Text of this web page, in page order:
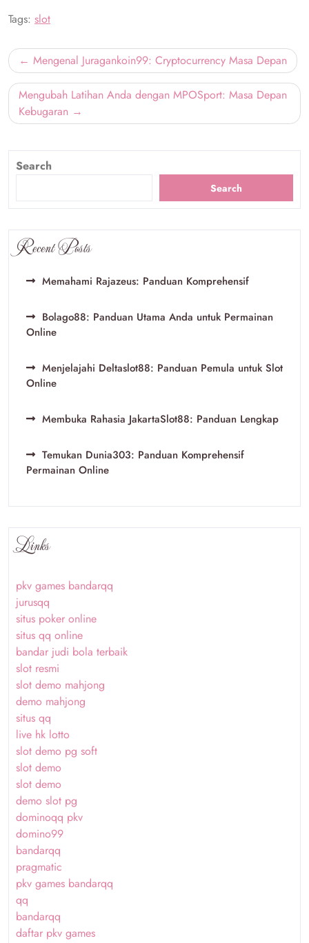
Tags: slot
Post
navigation
Mengenal Juragankoin99: Cryptocurrency Masa Depan
Mengubah Latihan Anda dengan MPOSport: Masa Depan
Kebugaran
Search
Search
Recent Posts
Memahami Rajazeus: Panduan Komprehensif
Bolago88: Panduan Utama Anda untuk Permainan
Online
Menjelajahi Deltaslot88: Panduan Pemula untuk Slot
Online
Membuka Rahasia JakartaSlot88: Panduan Lengkap
Temukan Dunia303: Panduan Komprehensif
Permainan Online
Links
pkv games bandarqq
jurusqq
situs poker online
situs qq online
bandar judi bola terbaik
slot resmi
slot demo mahjong
demo mahjong
situs qq
live hk lotto
slot demo pg soft
slot demo
slot demo
demo slot pg
dominoqq pkv
domino99
bandarqq
pragmatic
pkv games bandarqq
qq
bandarqq
daftar pkv games